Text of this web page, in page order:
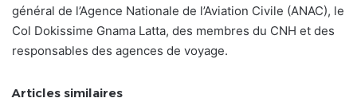
général de l’Agence Nationale de l’Aviation Civile (ANAC), le
Col Dokissime Gnama Latta, des membres du CNH et des
responsables des agences de voyage.
Articles similaires